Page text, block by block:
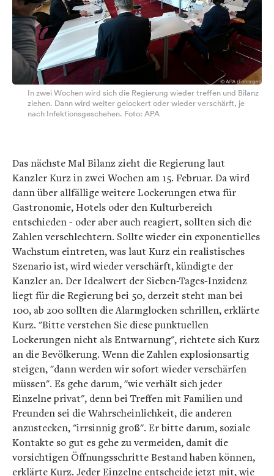
In zwei Wochen wird sich die Regierung wieder treffen und Bilanz
ziehen. Dann wird weiter gelockert oder wieder verschärft, je
nach Infektionsgeschehen. Foto: APA
Das nächste Mal Bilanz zieht die Regierung laut
Kanzler Kurz in zwei Wochen am 15. Februar. Da wird
dann über allfällige weitere Lockerungen etwa für
Gastronomie, Hotels oder den Kulturbereich
entschieden - oder aber auch reagiert, sollten sich die
Zahlen verschlechtern. Sollte wieder ein exponentielles
Wachstum eintreten, was laut Kurz ein realistisches
Szenario ist, wird wieder verschärft, kündigte der
Kanzler an. Der Idealwert der Sieben-Tages-Inzidenz
liegt für die Regierung bei 50, derzeit steht man bei
100, ab 200 sollten die Alarmglocken schrillen, erklärte
Kurz. "Bitte verstehen Sie diese punktuellen
Lockerungen nicht als Entwarnung", richtete sich Kurz
an die Bevölkerung. Wenn die Zahlen explosionsartig
steigen, "dann werden wir sofort wieder verschärfen
müssen". Es gehe darum, "wie verhält sich jeder
Einzelne privat", denn bei Treffen mit Familien und
Freunden sei die Wahrscheinlichkeit, die anderen
anzustecken, "irrsinnig groß". Er bitte darum, soziale
Kontakte so gut es gehe zu vermeiden, damit die
vorsichtigen Öffnungsschritte Bestand haben können,
erklärte Kurz. Jeder Einzelne entscheide jetzt mit, wie